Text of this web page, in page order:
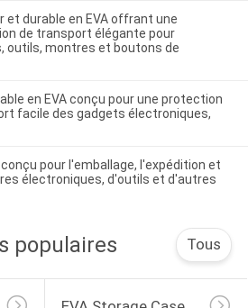
et durable en EVA offrant une
de transport élégante pour
outils, montres et boutons de
en EVA conçu pour une protection
facile des gadgets électroniques,
pour l'emballage, l'expédition et
électroniques, d'outils et d'autres
populaires Tous